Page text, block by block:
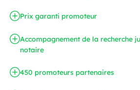
Prix garanti promoteur
Accompagnement de la recherche
notaire
450 promoteurs partenaires